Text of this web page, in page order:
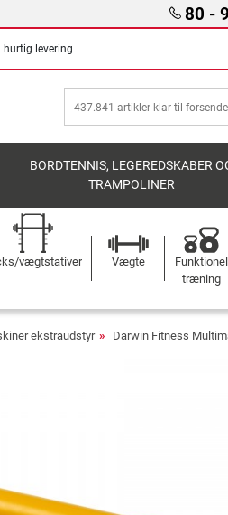
80 -
hurtig levering
BORDTENNIS, LEGEREDSKABER
TRAMPOLINER
vægtstativer Vægte
Funktionel
træning
ekstraudstyr Darwin Fitness